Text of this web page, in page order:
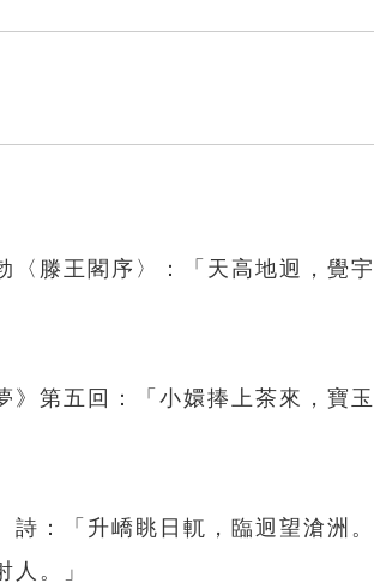
〈滕王閣序〉：「天高地迥，覺
》第五回：「小嬛捧上茶來，寶
詩：「升嶠眺日軏，臨迥望滄洲
。」